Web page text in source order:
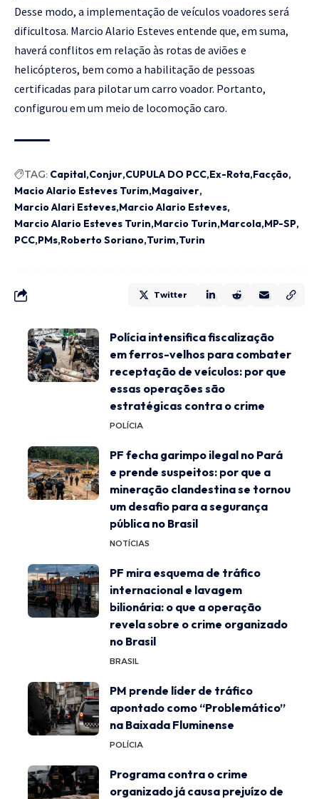
Desse modo, a implementação de veículos voadores será
dificultosa. Marcio Alario Esteves entende que, em suma,
haverá conflitos em relação às rotas de aviões e
helicópteros, bem como a habilitação de pessoas
certificadas para pilotar um carro voador. Portanto,
configurou em um meio de locomoção caro.
TAG: Capital Conjur CUPULA DO PCC Ex-Rota Facção
Macio Alario Esteves Turim Magaiver
Marcio Alari Esteves Marcio Alario Esteves
Marcio Alario Esteves Turin Marcio Turin Marcola MP-SP
PCC PMs Roberto Soriano Turim Turin
Twitter
Polícia intensifica fiscalização
em ferros-velhos para combater
receptação de veículos: por que
essas operações são
estratégicas contra o crime
POLÍCIA
PF fecha garimpo ilegal no Pará
e prende suspeitos: por que a
mineração clandestina se tornou
um desafio para a segurança
pública no Brasil
NOTÍCIAS
PF mira esquema de tráfico
internacional e lavagem
bilionária: o que a operação
revela sobre o crime organizado
no Brasil
BRASIL
PM prende líder de tráfico
apontado como “Problemático”
na Baixada Fluminense
POLÍCIA
Programa contra o crime
organizado já causa prejuízo de